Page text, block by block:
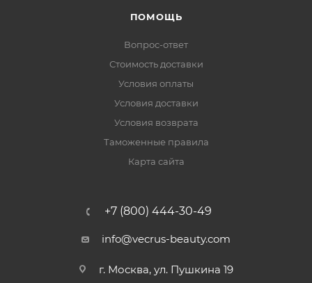
ПОМОЩЬ
Вопрос-ответ
Стоимость доставки
Условия оплаты
Условия доставки
Условия возврата
Таможенные правила
Карта сайта
+7 (800) 444-30-49
info@vecrus-beauty.com
г. Москва, ул. Пушкина 19